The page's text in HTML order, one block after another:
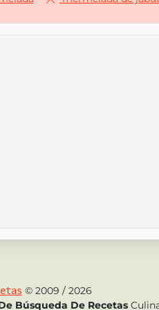
© 2009 / 2026
Búsqueda De Recetas